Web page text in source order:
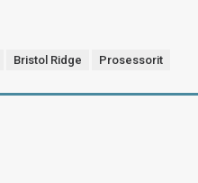
Bristol Ridge Prosessorit